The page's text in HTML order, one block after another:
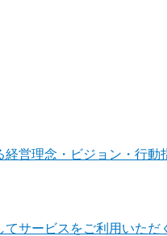
営理念・ビジョン・行動
サービスをご利用いただ